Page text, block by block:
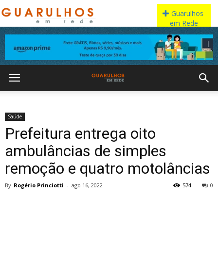
Saúde
Prefeitura entrega oito
ambulâncias de simples
remoção e quatro motolâncias
By Rogério Princiotti - ago 16, 2022 0
574